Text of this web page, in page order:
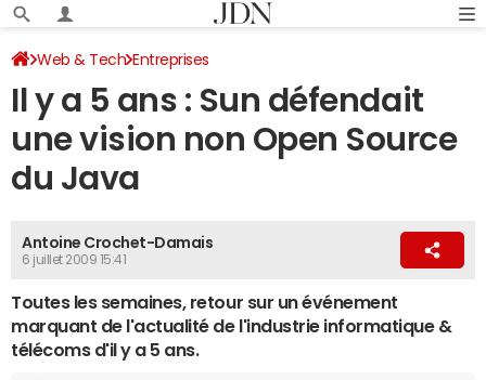
Web & Tech Entreprises
Il y a 5 ans : Sun défendait
une vision non Open Source
du Java
Antoine Crochet-Damais
6 juillet 2009 15:41
Toutes les semaines, retour sur un événement
marquant de l'actualité de l'industrie informatique &
télécoms d'il y a 5 ans.